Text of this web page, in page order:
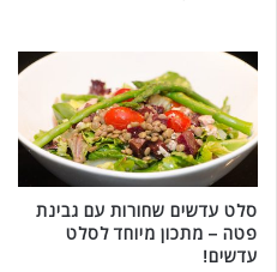
ו
ב
נ
ר
!
סלט עדשים שחורות עם גבינת
פטה – מתכון מיוחד לסלט
עדשים!